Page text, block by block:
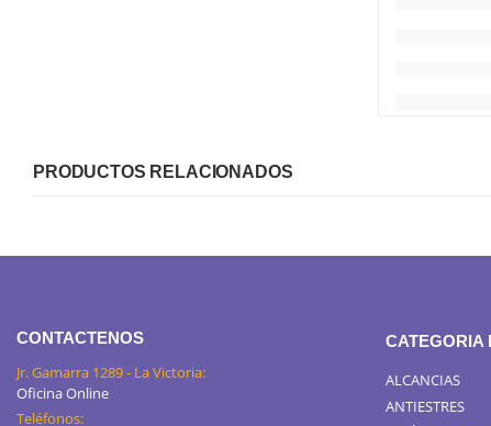
PRODUCTOS RELACIONADOS
CONTACTENOS
Jr. Gamarra 1289 - La Victoria:
Oficina Online
Teléfonos:
CATEGORIA
ALCANCIAS
ANTIESTRES